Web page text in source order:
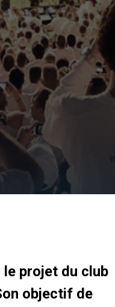
le projet du club
objectif de